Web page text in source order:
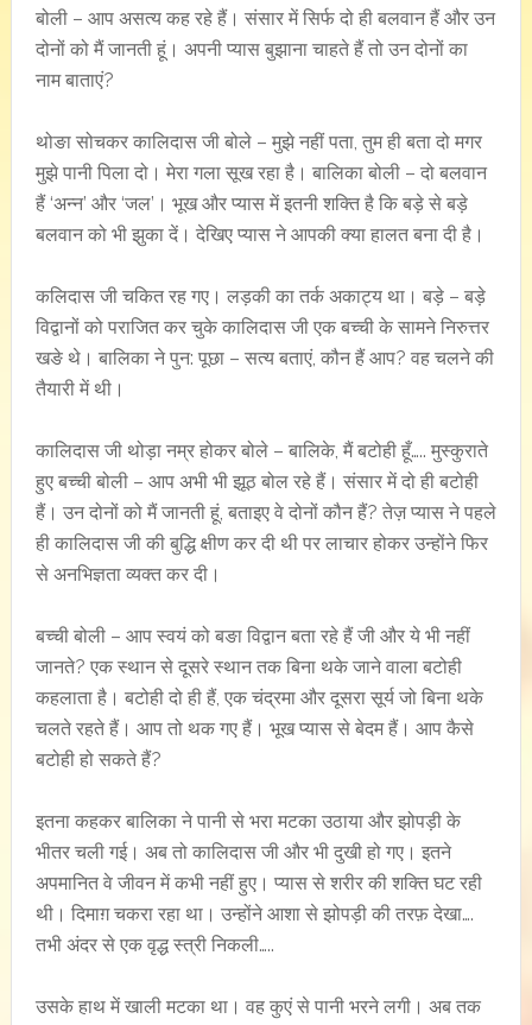
बोली – आप असत्य कह रहे हैं। संसार में सिर्फ दो ही बलवान हैं और उन
दोनों को मैं जानती हूं। अपनी प्यास बुझाना चाहते हैं तो उन दोनों का
नाम बाताएं?
थोङा सोचकर कालिदास जी बोले – मुझे नहीं पता, तुम ही बता दो मगर
मुझे पानी पिला दो। मेरा गला सूख रहा है। बालिका बोली – दो बलवान
हैं ‘अन्न’ और ‘जल’। भूख और प्यास में इतनी शक्ति है कि बड़े से बड़े
बलवान को भी झुका दें। देखिए प्यास ने आपकी क्या हालत बना दी है।
कलिदास जी चकित रह गए। लड़की का तर्क अकाट्य था। बड़े – बड़े
विद्वानों को पराजित कर चुके कालिदास जी एक बच्ची के सामने निरुत्तर
खङे थे। बालिका ने पुन: पूछा – सत्य बताएं, कौन हैं आप? वह चलने की
तैयारी में थी।
कालिदास जी थोड़ा नम्र होकर बोले – बालिके, मैं बटोही हूँ….. मुस्कुराते
हुए बच्ची बोली – आप अभी भी झूठ बोल रहे हैं। संसार में दो ही बटोही
हैं। उन दोनों को मैं जानती हूं, बताइए वे दोनों कौन हैं? तेज़ प्यास ने पहले
ही कालिदास जी की बुद्धि क्षीण कर दी थी पर लाचार होकर उन्होंने फिर
से अनभिज्ञता व्यक्त कर दी।
बच्ची बोली – आप स्वयं को बङा विद्वान बता रहे हैं जी और ये भी नहीं
जानते? एक स्थान से दूसरे स्थान तक बिना थके जाने वाला बटोही
कहलाता है। बटोही दो ही हैं, एक चंद्रमा और दूसरा सूर्य जो बिना थके
चलते रहते हैं। आप तो थक गए हैं। भूख प्यास से बेदम हैं। आप कैसे
बटोही हो सकते हैं?
इतना कहकर बालिका ने पानी से भरा मटका उठाया और झोपड़ी के
भीतर चली गई। अब तो कालिदास जी और भी दुखी हो गए। इतने
अपमानित वे जीवन में कभी नहीं हुए। प्यास से शरीर की शक्ति घट रही
थी। दिमाग़ चकरा रहा था। उन्होंने आशा से झोपड़ी की तरफ़ देखा….
तभी अंदर से एक वृद्ध स्त्री निकली…..
उसके हाथ में खाली मटका था। वह कुएं से पानी भरने लगी। अब तक